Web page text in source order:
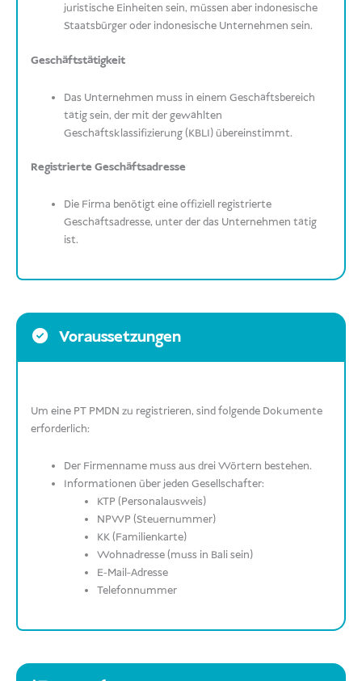
juristische Einheiten sein, müssen aber indonesische
Staatsbürger oder indonesische Unternehmen sein.
Geschäftstätigkeit
Das Unternehmen muss in einem Geschäftsbereich
tätig sein, der mit der gewählten
Geschäftsklassifizierung (KBLI) übereinstimmt.
Registrierte Geschäftsadresse
Die Firma benötigt eine offiziell registrierte
Geschäftsadresse, unter der das Unternehmen tätig
ist.
Voraussetzungen
Um eine PT PMDN zu registrieren, sind folgende Dokumente
erforderlich:
Der Firmenname muss aus drei Wörtern bestehen.
Informationen über jeden Gesellschafter:
KTP (Personalausweis)
NPWP (Steuernummer)
KK (Familienkarte)
Wohnadresse (muss in Bali sein)
E-Mail-Adresse
Telefonnummer